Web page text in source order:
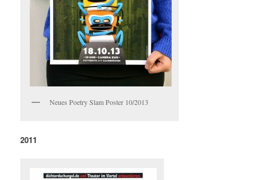
Neues Poetry Slam Poster 10/2013
2011